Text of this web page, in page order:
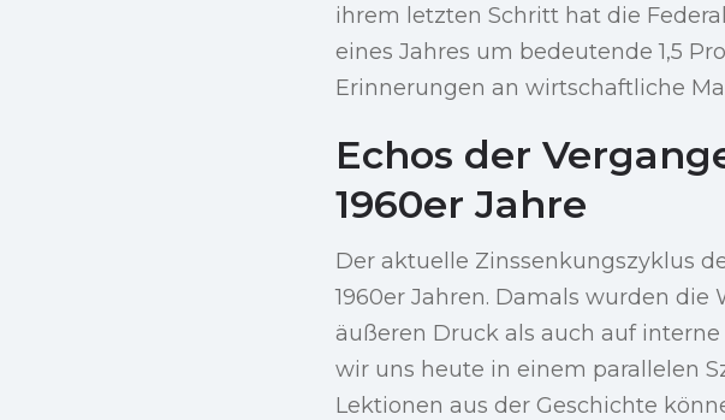
ihrem letzten Schritt hat die
eines Jahres um bedeutende 1,5
Erinnerungen an wirtschaftliche
Echos der
1960er Jahre
Der aktuelle Zinssenkungszyklus
1960er Jahren. Damals wurden
äußeren Druck als auch auf
wir uns heute in einem parallelen
Lektionen aus der Geschichte